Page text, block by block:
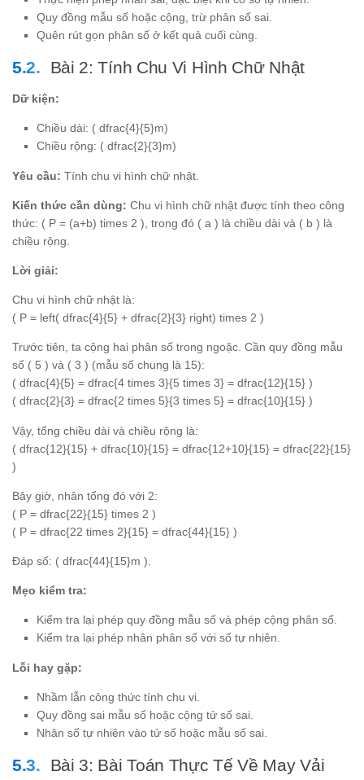
Quy đồng mẫu số hoặc cộng, trừ phân số sai.
Quên rút gọn phân số ở kết quả cuối cùng.
Bài 2: Tính Chu Vi Hình Chữ Nhật
Dữ kiện:
Chiều dài: ( dfrac{4}{5}m)
Chiều rộng: ( dfrac{2}{3}m)
Yêu cầu: Tính chu vi hình chữ nhật.
Kiến thức cần dùng: Chu vi hình chữ nhật được tính theo công
thức: ( P = (a+b) times 2 ), trong đó ( a ) là chiều dài và ( b ) là
chiều rộng.
Lời giải:
Chu vi hình chữ nhật là:
( P = left( dfrac{4}{5} + dfrac{2}{3} right) times 2 )
Trước tiên, ta cộng hai phân số trong ngoặc. Cần quy đồng mẫu
số ( 5 ) và ( 3 ) (mẫu số chung là 15):
( dfrac{4}{5} = dfrac{4 times 3}{5 times 3} = dfrac{12}{15} )
( dfrac{2}{3} = dfrac{2 times 5}{3 times 5} = dfrac{10}{15} )
Vậy, tổng chiều dài và chiều rộng là:
( dfrac{12}{15} + dfrac{10}{15} = dfrac{12+10}{15} = dfrac{22}{15}
)
Bây giờ, nhân tổng đó với 2:
( P = dfrac{22}{15} times 2 )
( P = dfrac{22 times 2}{15} = dfrac{44}{15} )
Đáp số: ( dfrac{44}{15}m ).
Mẹo kiểm tra:
Kiểm tra lại phép quy đồng mẫu số và phép cộng phân số.
Kiểm tra lại phép nhân phân số với số tự nhiên.
Lỗi hay gặp:
Nhầm lẫn công thức tính chu vi.
Quy đồng sai mẫu số hoặc cộng tử số sai.
Nhân số tự nhiên vào tử số hoặc mẫu số sai.
Bài 3: Bài Toán Thực Tế Về May Vải